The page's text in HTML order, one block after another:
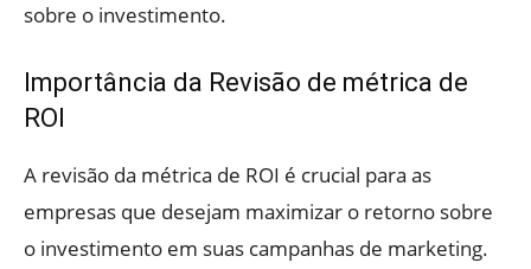
sobre o investimento.
Importância da Revisão de métrica de
ROI
A revisão da métrica de ROI é crucial para as
empresas que desejam maximizar o retorno sobre
o investimento em suas campanhas de marketing.